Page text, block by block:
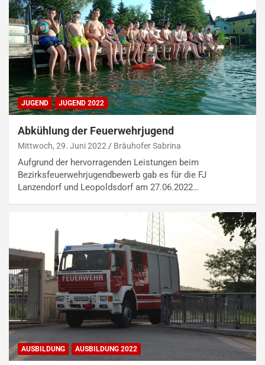
JUGEND JUGEND 2022
Abkühlung der Feuerwehrjugend
Mittwoch, 29. Juni 2022 Bräuhofer Sabrina
Aufgrund der hervorragenden Leistungen beim
Bezirksfeuerwehrjugendbewerb gab es für die FJ
Lanzendorf und Leopoldsdorf am 27.06.2022…
AUSBILDUNG AUSBILDUNG 2022